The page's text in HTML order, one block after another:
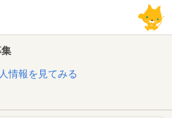
情報を見てみる